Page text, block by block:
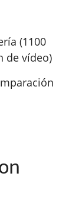
(1100
de vídeo)